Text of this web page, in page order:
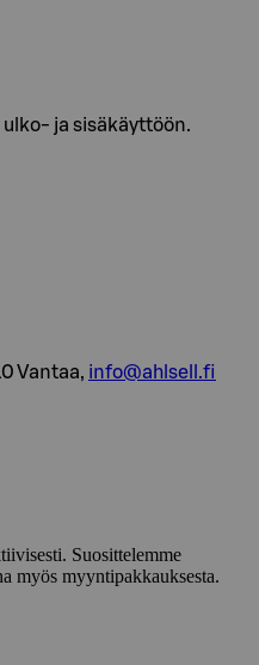
ja sisäkäyttöön.
Vantaa, info@ahlsell.fi
Suosittelemme
myös myyntipakkauksesta.